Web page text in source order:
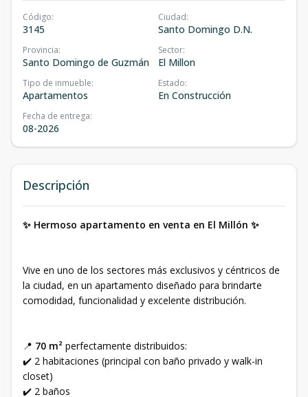
Código:
3145
Ciudad:
Santo Domingo D.N.
Provincia:
Santo Domingo de Guzmán
Sector:
El Millon
Tipo de inmueble:
Apartamentos
Estado:
En Construcción
Fecha de entrega:
08-2026
Descripción
✨ Hermoso apartamento en venta en El Millón ✨
Vive en uno de los sectores más exclusivos y céntricos de
la ciudad, en un apartamento diseñado para brindarte
comodidad, funcionalidad y excelente distribución.
📍 70 m² perfectamente distribuidos:
✔️ 2 habitaciones (principal con baño privado y walk-in
closet)
✔️ 2 baños